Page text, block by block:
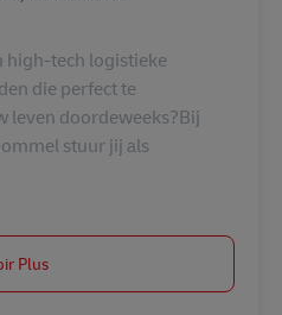
high-tech logistieke
die perfect te
leven doordeweeks?Bij
stuur jij als
Plus